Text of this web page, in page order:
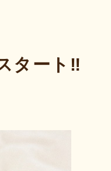
タート‼️